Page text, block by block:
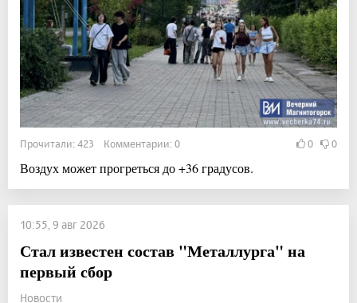
Прочитали: 423 Комментарии: 0 0 0
Воздух может прогреться до +36 градусов.
10:55, 9 авг 2026
Стал известен состав "Металлурга" на
первый сбор
Новости